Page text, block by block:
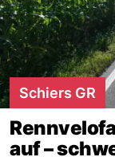
Schiers GR
auf –